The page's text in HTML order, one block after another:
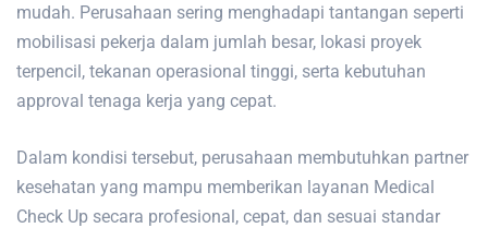
mudah. Perusahaan sering menghadapi tantangan seperti
mobilisasi pekerja dalam jumlah besar, lokasi proyek
terpencil, tekanan operasional tinggi, serta kebutuhan
approval tenaga kerja yang cepat.
Dalam kondisi tersebut, perusahaan membutuhkan partner
kesehatan yang mampu memberikan layanan Medical
Check Up secara profesional, cepat, dan sesuai standar